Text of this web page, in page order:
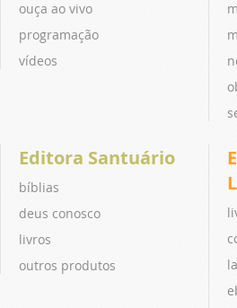
ouça ao vivo
programação
vídeos
Editora Santuário
bíblias
deus conosco
livros
outros produtos